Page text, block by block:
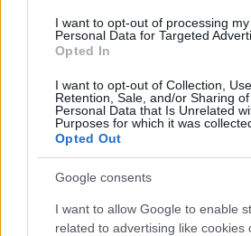
I want to opt-out of processing my
Personal Data for Targeted
Opted In
I want to opt-out of Collection, Use,
Retention, Sale, and/or Sharing
Personal Data that Is Unrelated
Purposes for which it was
Opted Out
Google consents
I want to allow Google to enable
related to advertising like cookies
Αν τα χάσατε